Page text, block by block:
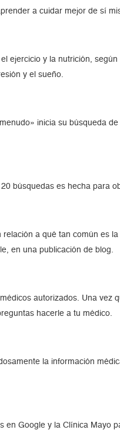
a cuidar mejor de sí
ejercicio y la nutrición,
y el sueño.
inicia su búsqueda
búsquedas es hecha para
a qué tan común es
en una publicación de blog.
autorizados. Una vez
hacerle a tu médico.
la información
en Google y la Clínica Mayo